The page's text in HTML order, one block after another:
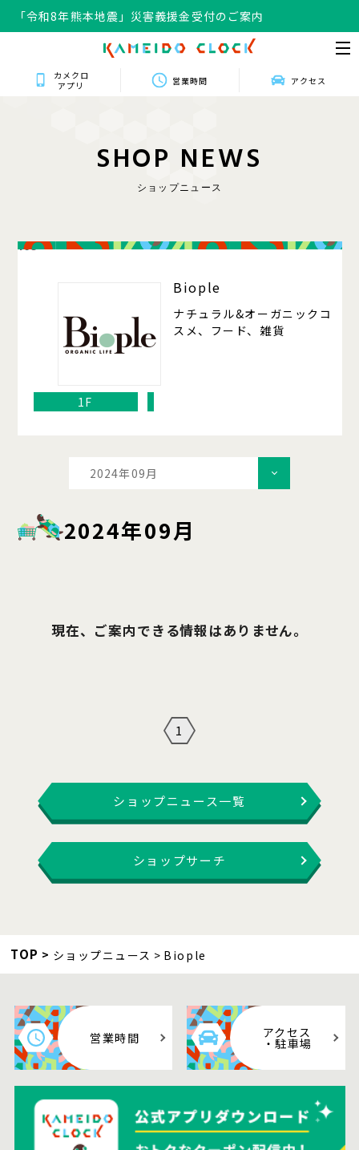
「令和8年熊本地震」災害義援金受付のご案内
カメクロ
アプリ
営業時間 アクセス
SHOP NEWS
ショップニュース
105
Biople
ナチュラル&オーガニックコ
スメ、フード、雑貨
1F
2024年09月
2024年09月
現在、ご案内できる情報はありません。
1
ショップニュース一覧
ショップサーチ
TOP ショップニュース Biople
営業時間 アクセス
・駐車場